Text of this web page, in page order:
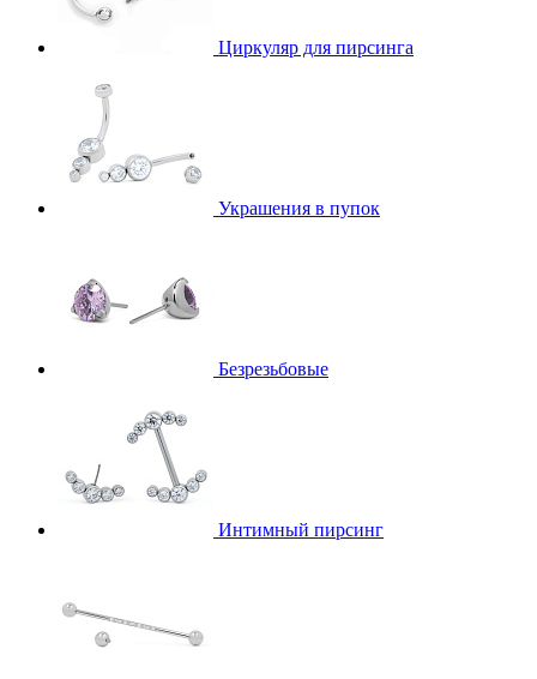
Циркуляр для пирсинга
Украшения в пупок
Безрезьбовые
Интимный пирсинг